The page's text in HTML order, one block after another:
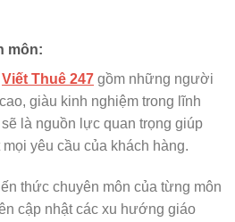
môn:
Viết Thuê 247 gồm những người
giàu kinh nghiệm trong lĩnh
là nguồn lực quan trọng giúp
yêu cầu của khách hàng.
thức chuyên môn của từng môn
cập nhật các xu hướng giáo